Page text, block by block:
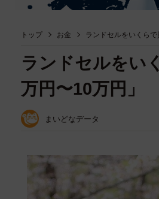
トップ お金 ランドセルをいくら
ランドセルをい
万円〜10万円」
まいどなデータ